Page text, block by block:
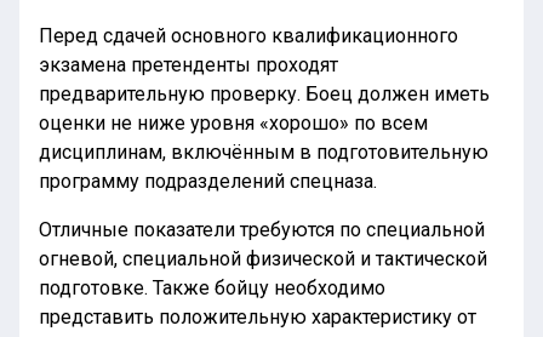
Перед сдачей основного квалификационного
экзамена претенденты проходят
предварительную проверку. Боец должен иметь
оценки не ниже уровня «хорошо» по всем
дисциплинам, включённым в подготовительную
программу подразделений спецназа.
Отличные показатели требуются по специальной
огневой, специальной физической и тактической
подготовке. Также бойцу необходимо
представить положительную характеристику от